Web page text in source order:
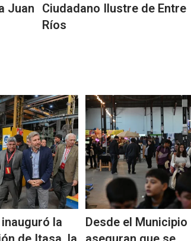
Juan
Ciudadano Ilustre de Entre
Ríos
la
Desde el Municipio